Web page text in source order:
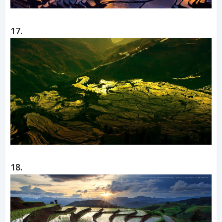
17.
18.